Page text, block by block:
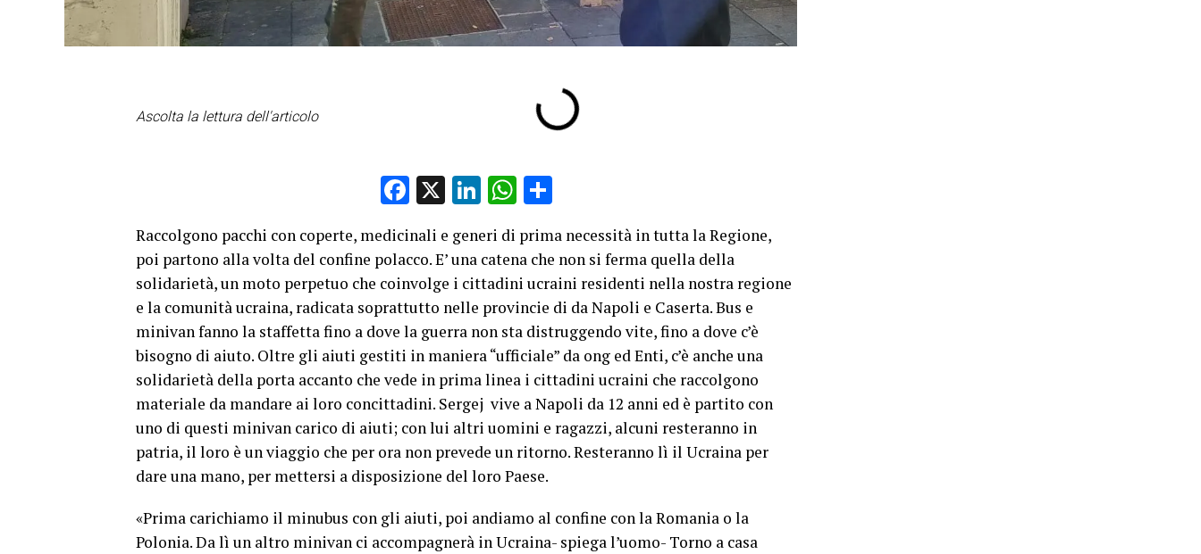
Ascolta la lettura dell'articolo
Facebook
X LinkedIn
WhatsApp
Raccolgono pacchi con coperte, medicinali e generi di prima necessità in tutta la Regione,
poi partono alla volta del confine polacco. E’ una catena che non si ferma quella della
solidarietà, un moto perpetuo che coinvolge i cittadini ucraini residenti nella nostra regione
e la comunità ucraina, radicata soprattutto nelle provincie di da Napoli e Caserta. Bus e
minivan fanno la staffetta fino a dove la guerra non sta distruggendo vite, fino a dove c’è
bisogno di aiuto. Oltre gli aiuti gestiti in maniera “ufficiale” da ong ed Enti, c’è anche una
solidarietà della porta accanto che vede in prima linea i cittadini ucraini che raccolgono
materiale da mandare ai loro concittadini. Sergej vive a Napoli da 12 anni ed è partito con
uno di questi minivan carico di aiuti; con lui altri uomini e ragazzi, alcuni resteranno in
patria, il loro è un viaggio che per ora non prevede un ritorno. Resteranno lì il Ucraina per
dare una mano, per mettersi a disposizione del loro Paese.
«Prima carichiamo il minubus con gli aiuti, poi andiamo al confine con la Romania o la
Polonia. Da lì un altro minivan ci accompagnerà in Ucraina- spiega l’uomo- Torno a casa